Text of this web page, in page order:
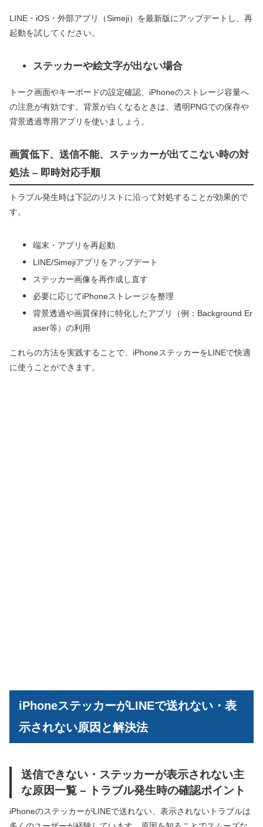
LINE・iOS・外部アプリ（Simeji）を最新版にアップデートし、再
起動を試してください。
ステッカーや絵文字が出ない場合
トーク画面やキーボードの設定確認、iPhoneのストレージ容量へ
の注意が有効です。背景が白くなるときは、透明PNGでの保存や
背景透過専用アプリを使いましょう。
画質低下、送信不能、ステッカーが出てこない時の対
処法 – 即時対応手順
トラブル発生時は下記のリストに沿って対処することが効果的で
す。
端末・アプリを再起動
LINE/Simejiアプリをアップデート
ステッカー画像を再作成し直す
必要に応じてiPhoneストレージを整理
背景透過や画質保持に特化したアプリ（例：Background Er
aser等）の利用
これらの方法を実践することで、iPhoneステッカーをLINEで快適
に使うことができます。
iPhoneステッカーがLINEで送れない・表
示されない原因と解決法
送信できない・ステッカーが表示されない主
な原因一覧 – トラブル発生時の確認ポイント
iPhoneのステッカーがLINEで送れない、表示されないトラブルは